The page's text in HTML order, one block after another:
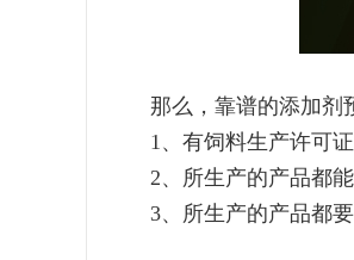
那么，靠谱的添加剂
1、 有饲料生产许可
2、 所生产的产品都
3、所生产的产品都要